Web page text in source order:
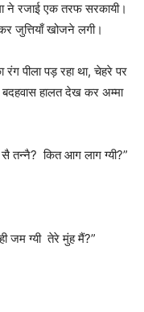
ने रजाई एक तरफ सरकायी।
जुत्तियाँ खोजने लगी।
पीला पड़ रहा था, चेहरे पर
बदहवास हालत देख कर अम्मा
सै तन्नै? कित आग लाग ग्यी?”
जम ग्यी तेरे मुंह मैं?”